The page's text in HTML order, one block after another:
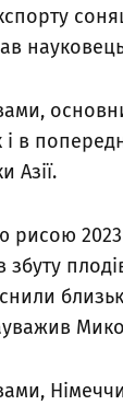
і в
Азії.
рисою
збуту